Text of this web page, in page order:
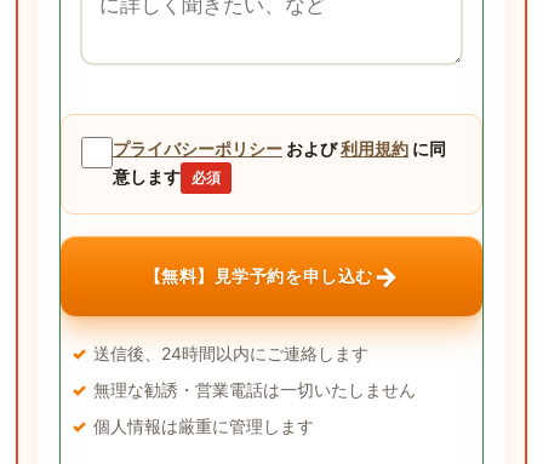
プライバシーポリシー および利用規約 に同
意します
必須
【無料】見学予約を申し込む→
送信後、24時間以内にご連絡します
無理な勧誘・営業電話は一切いたしません
個人情報は厳重に管理します